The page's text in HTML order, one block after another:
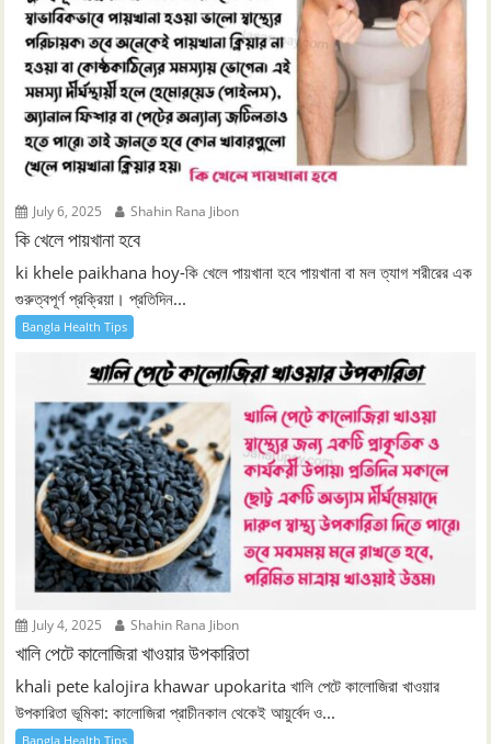
July 6, 2025 Shahin Rana Jibon
কি খেলে পায়খানা হবে
ki khele paikhana hoy-কি খেলে পায়খানা হবে পায়খানা বা মল ত্যাগ শরীরের এক
গুরুত্বপূর্ণ প্রক্রিয়া। প্রতিদিন...
Bangla Health Tips
July 4, 2025 Shahin Rana Jibon
খালি পেটে কালোজিরা খাওয়ার উপকারিতা
khali pete kalojira khawar upokarita খালি পেটে কালোজিরা খাওয়ার
উপকারিতা ভূমিকা: কালোজিরা প্রাচীনকাল থেকেই আয়ুর্বেদ ও...
Bangla Health Tips